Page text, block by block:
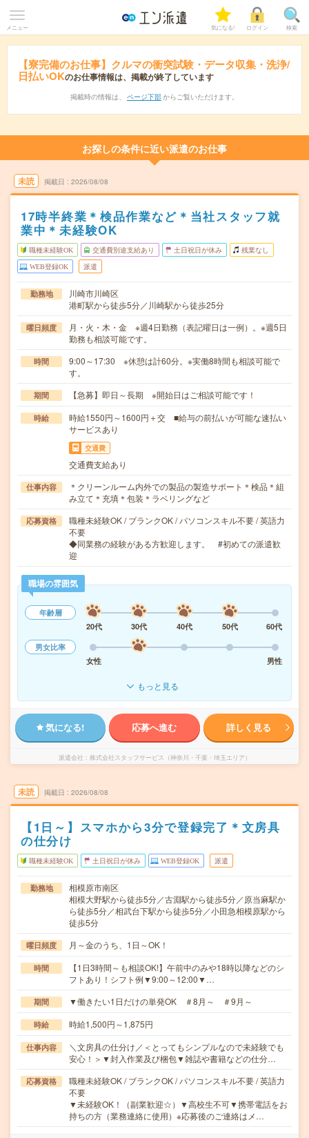
メニュー 気になる! ログイン 検索
【寮完備のお仕事】クルマの衝突試験・データ収集・洗浄/
日払いOKのお仕事情報は、掲載が終了しています
掲載時の情報は、 ページ下部 からご覧いただけます。
お探しの条件に近い派遣のお仕事
未読 掲載日 2026/08/08
17時半終業＊検品作業など＊当社スタッフ就
業中＊未経験OK
職種未経験OK 交通費別途支給あり 土日祝日が休み 残業なし
WEB登録OK 派遣
勤務地
川崎市川崎区
港町駅から徒歩5分／川崎駅から徒歩25分
曜日頻度
月・火・木・金 ※週4日勤務（表記曜日は一例）。※週5日
勤務も相談可能です。
時間
9:00～17:30 ※休憩は計60分。※実働8時間も相談可能で
す。
期間 【急募】即日～長期 ※開始日はご相談可能です！
時給
時給1550円～1600円＋交 ■給与の前払いが可能な速払い
サービスあり
交通費
交通費支給あり
仕事内容
＊クリーンルーム内外での製品の製造サポート＊検品＊組
み立て＊充填＊包装＊ラベリングなど
応募資格
職種未経験OK / ブランクOK / パソコンスキル不要 / 英語力
不要
◆同業務の経験がある方歓迎します。 #初めての派遣歓
迎
職場の雰囲気
年齢層
20代
30代 40代 50代
60代
男女比率
女性
男性
もっと見る
気になる! 応募へ進む 詳しく見る
派遣会社 株式会社スタッフサービス（神奈川・千葉・埼玉エリア）
未読 掲載日 2026/08/08
【1日～】スマホから3分で登録完了＊文房具
の仕分け
職種未経験OK 土日祝日が休み WEB登録OK 派遣
勤務地
相模原市南区
相模大野駅から徒歩5分／古淵駅から徒歩5分／原当麻駅か
ら徒歩5分／相武台下駅から徒歩5分／小田急相模原駅から
徒歩5分
曜日頻度 月～金のうち、1日～OK！
時間
【1日3時間～も相談OK!】午前中のみや18時以降などのシ
フトあり！シフト例▼9:00～12:00▼…
期間 ▼働きたい1日だけの単発OK ＃8月～ ＃9月～
時給 時給1,500円～1,875円
仕事内容
＼文房具の仕分け／＜とってもシンプルなので未経験でも
安心！＞▼封入作業及び梱包▼雑誌や書籍などの仕分…
応募資格
職種未経験OK / ブランクOK / パソコンスキル不要 / 英語力
不要
▼未経験OK！（副業歓迎☆）▼高校生不可▼携帯電話をお
持ちの方（業務連絡に使用）※応募後のご連絡はメ…